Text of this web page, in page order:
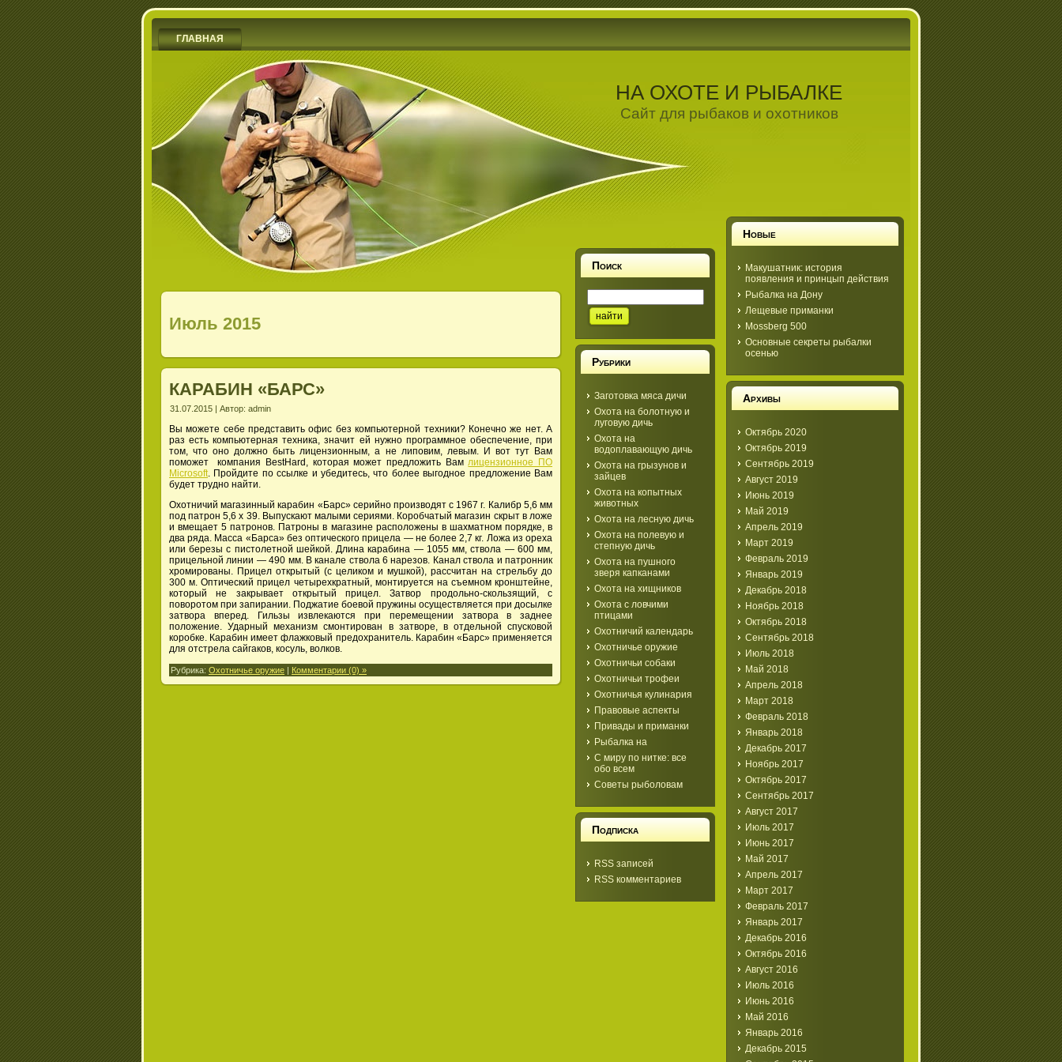
ГЛАВНАЯ
НА ОХОТЕ И РЫБАЛКЕ
Сайт для рыбаков и охотников
Июль 2015
КАРАБИН «БАРС»
31.07.2015 | Автор: admin
Вы можете себе представить офис без компьютерной техники? Конечно же нет. А
раз есть компьютерная техника, значит ей нужно программное обеспечение, при
том, что оно должно быть лицензионным, а не липовим, левым. И вот тут Вам
поможет компания BestHard, которая может предложить Вамлицензионное ПО
Microsoft. Пройдите по ссылке и убедитесь, что более выгодное предложение Вам
будет трудно найти.
Охотничий магазинный карабин «Барс» серийно производят с 1967 г. Калибр 5,6 мм
под патрон 5,6 х 39. Выпускают малыми сериями. Коробчатый магазин скрыт в ложе
и вмещает 5 патронов. Патроны в магазине расположены в шахматном порядке, в
два ряда. Масса «Барса» без оптического прицела — не более 2,7 кг. Ложа из ореха
или березы с пистолетной шейкой. Длина карабина — 1055 мм, ствола — 600 мм,
прицельной линии — 490 мм. В канале ствола 6 нарезов. Канал ствола и патронник
хромированы. Прицел открытый (с целиком и мушкой), рассчитан на стрельбу до
300 м. Оптический прицел четырехкратный, монтируется на съемном кронштейне,
который не закрывает открытый прицел. Затвор продольно-скользящий, с
поворотом при запирании. Поджатие боевой пружины осуществляется при досылке
затвора вперед. Гильзы извлекаются при перемещении затвора в заднее
положение. Ударный механизм смонтирован в затворе, в отдельной спусковой
коробке. Карабин имеет флажковый предохранитель. Карабин «Барс» применяется
для отстрела сайгаков, косуль, волков.
Рубрика: Охотничье оружие Комментарии (0) »
Поиск
Рубрики
Заготовка мяса дичи
Охота на болотную и
луговую дичь
Охота на
водоплавающую дичь
Охота на грызунов и
зайцев
Охота на копытных
животных
Охота на лесную дичь
Охота на полевую и
степную дичь
Охота на пушного
зверя капканами
Охота на хищников
Охота с ловчими
птицами
Охотничий календарь
Охотничье оружие
Охотничьи собаки
Охотничьи трофеи
Охотничья кулинария
Правовые аспекты
Привады и приманки
Рыбалка на
С миру по нитке: все
обо всем
Советы рыболовам
Подписка
RSS записей
RSS комментариев
Новые
Макушатник: история
появления и принцып действия
Рыбалка на Дону
Лещевые приманки
Mossberg 500
Основные секреты рыбалки
осенью
Архивы
Октябрь 2020
Октябрь 2019
Сентябрь 2019
Август 2019
Июнь 2019
Май 2019
Апрель 2019
Март 2019
Февраль 2019
Январь 2019
Декабрь 2018
Ноябрь 2018
Октябрь 2018
Сентябрь 2018
Июль 2018
Май 2018
Апрель 2018
Март 2018
Февраль 2018
Январь 2018
Декабрь 2017
Ноябрь 2017
Октябрь 2017
Сентябрь 2017
Август 2017
Июль 2017
Июнь 2017
Май 2017
Апрель 2017
Март 2017
Февраль 2017
Январь 2017
Декабрь 2016
Октябрь 2016
Август 2016
Июль 2016
Июнь 2016
Май 2016
Январь 2016
Декабрь 2015